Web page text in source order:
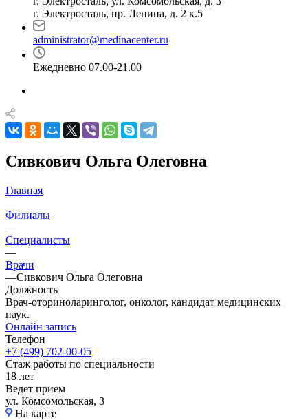
г. Электросталь, пр. Ленина, д. 2 к.5
administrator@medinacenter.ru
Ежедневно 07.00-21.00
Сивкович Ольга Олеговна
Главная
—
Филиалы
—
Специалисты
—
Врачи
—Сивкович Ольга Олеговна
Должность
Врач-оториноларинголог, онколог, кандидат медицинских
наук.
Онлайн запись
Телефон
+7 (499) 702-00-05
Стаж работы по специальности
18 лет
Ведет прием
ул. Комсомольская, 3
На карте